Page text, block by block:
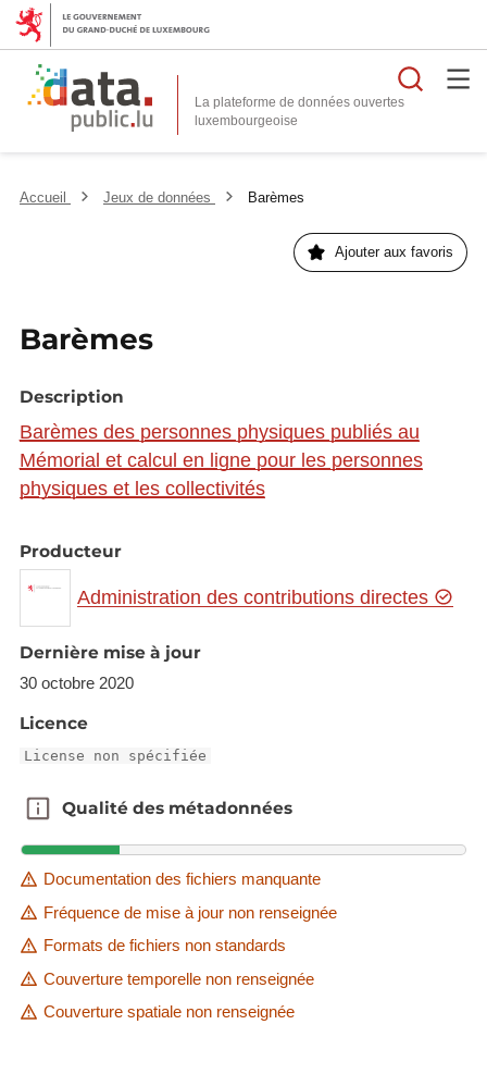
La plateforme de données ouvertes
Accueil Jeux de données Barèmes
Ajouter aux favoris
Barèmes
Description
Barèmes des personnes physiques publiés au
Mémorial et calcul en ligne pour les personnes
physiques et les collectivités
Producteur
Administration des contributions directes
Dernière mise à jour
30 octobre 2020
Licence
License non spécifiée
Qualité des métadonnées
Qualité des métadonnées
Documentation des fichiers manquante
Fréquence de mise à jour non renseignée
Formats de fichiers non standards
Couverture temporelle non renseignée
Couverture spatiale non renseignée